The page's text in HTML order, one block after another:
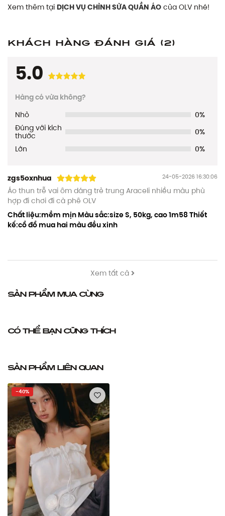
Xem thêm tại DỊCH VỤ CHỈNH SỬA QUẦN ÁO của OLV nhé!
Khách hàng đánh giá (2)
5.0
Hàng có vừa không?
Nhỏ
0%
Đúng với kích
thước
0%
Lớn
0%
zgs5oxnhua 24-05-2026 16:30:06
Áo thun trễ vai ôm dáng trẻ trung Araceli nhiều màu phù
hợp đi chơi đi cà phê OLV
Chất liệu:mềm mịn Màu sắc:size S, 50kg, cao 1m58 Thiết
kế:cổ đổ mua hai màu đều xinh
Xem tất cả
Sản phẩm mua cùng
Có thể bạn cũng thích
Sản phẩm liên quan
-40%